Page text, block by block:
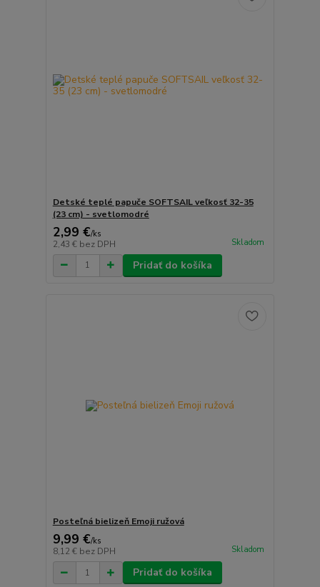
Detské teplé papuče SOFTSAIL veľkosť 32-35
(23 cm) - svetlomodré
2,99 €/ks
2,43 € bez DPH Skladom
Pridať do košíka
Posteľná bielizeň Emoji ružová
9,99 €/ks
8,12 € bez DPH Skladom
Pridať do košíka